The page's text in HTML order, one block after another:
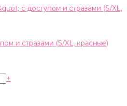
и стразами (S/XL, красные)
+